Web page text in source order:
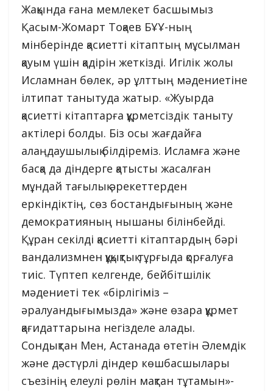
Жақында ғана мемлекет басшымыз
Қасым-Жомарт Тоқаев БҰҰ-ның
мінберінде қасиетті кітаптың мұсылман
қауым үшін қадірін жеткізді. Игілік жолы
Исламнан бөлек, әр ұлттың мәдениетіне
ілтипат танытуда жатыр. «Жуырда
қасиетті кітаптарға құрметсіздік таныту
актілері болды. Біз осы жағдайға
алаңдаушылық білдіреміз. Исламға және
басқа да діндерге қатысты жасалған
мұндай тағылық әрекеттерден
еркіндіктің, сөз бостандығының және
демократияның нышаны білінбейді.
Құран секілді қасиетті кітаптардың бәрі
вандализмнен құқықтық тұрғыда қорғалуға
тиіс. Түптеп келгенде, бейбітшілік
мәдениеті тек «бірлігіміз –
әралуандығымызда» және өзара құрмет
қағидаттарына негізделе алады.
Сондықтан Мен, Астанада өтетін Әлемдік
және дәстүрлі діндер көшбасшылары
съезінің елеулі рөлін мақтан тұтамын»-